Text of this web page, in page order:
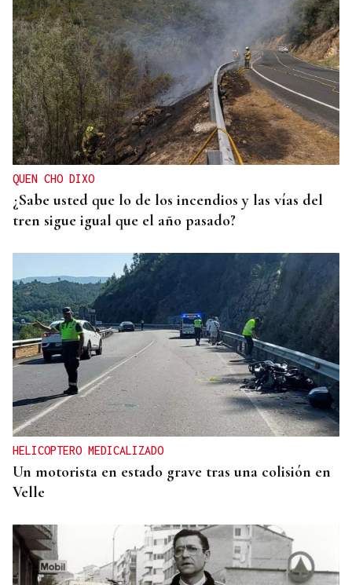
QUEN CHO DIXO
¿Sabe usted que lo de los incendios y las vías del
tren sigue igual que el año pasado?
HELICOPTERO MEDICALIZADO
Un motorista en estado grave tras una colisión en
Velle